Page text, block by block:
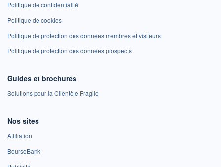
Politique de confidentialité
Politique de cookies
Politique de protection des données membres et visiteurs
Politique de protection des données prospects
Guides et brochures
Solutions pour la Clientèle Fragile
Nos sites
Affiliation
BoursoBank